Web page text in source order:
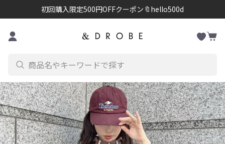
コンテンツに進む
初回購入限定500円OFFクーポン🔖hello500d
に ー